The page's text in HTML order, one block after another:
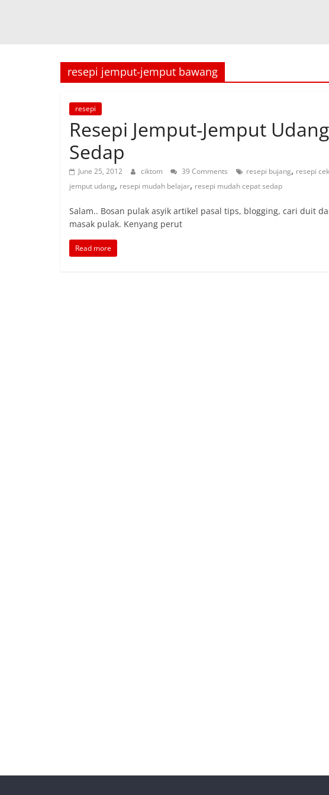
resepi jemput-jemput bawang
resepi
Resepi Jemput-Jemput
Sedap
June 25, 2012 ciktom 39 Comments resepi bujang, resepi
jemput udang, resepi mudah belajar, resepi mudah cepat sedap
Salam.. Bosan pulak asyik artikel pasal tips, blogging, cari duit
masak pulak. Kenyang perut
Read more